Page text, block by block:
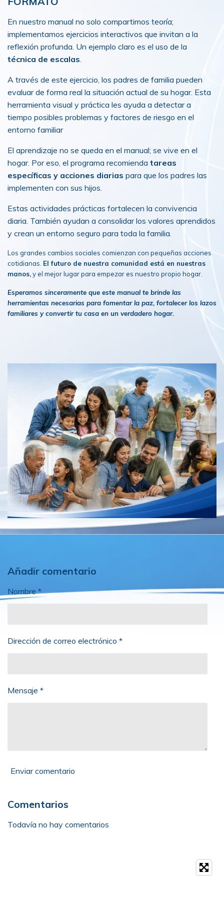
En nuestro manual no solo compartimos teoría;
implementamos ejercicios interactivos que invitan a la
reflexión profunda. Un ejemplo claro es el uso de la
técnica de escalas
A través de este ejercicio, los padres de familia pueden
evaluar de forma real la situación actual de su hogar. Esta
herramienta visual y práctica les ayuda a detectar a
tiempo posibles problemas y factores de riesgo en el
entorno familiar
El aprendizaje no se queda en el manual; se vive en el
hogar. Por eso, el programa recomienda tareas
específicas y acciones diarias para que los padres las
implementen con sus hijos.
Estas actividades prácticas fortalecen la convivencia
diaria. También ayudan a consolidar los valores aprendidos
y crean un entorno seguro para toda la familia.
Los grandes cambios sociales comienzan con pequeñas acciones
cotidianas. El futuro de nuestra comunidad está en nuestras
manos,y el mejor lugar para empezar es nuestro propio hogar.
Esperamos sinceramente que este manual te brinde las
herramientas necesarias para fomentar la paz, fortalecer los lazos
familiares y convertir tu casa en un verdadero hogar.
Añadir comentario
Nombre *
Dirección de correo electrónico *
Mensaje *
Enviar comentario
Comentarios
Todavía no hay comentarios